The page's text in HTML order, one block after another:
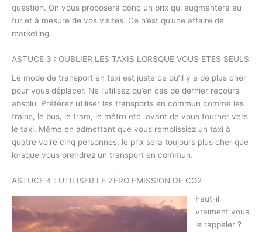
question. On vous proposera donc un prix qui augmentera au
fur et à mesure de vos visites. Ce n’est qu’une affaire de
marketing.
ASTUCE 3 : OUBLIER LES TAXIS LORSQUE VOUS ETES SEULS
Le mode de transport en taxi est juste ce qu’il y a de plus cher
pour vous déplacer. Ne l’utilisez qu’en cas de dernier recours
absolu. Préférez utiliser les transports en commun comme les
trains, le bus, le tram, le métro etc. avant de vous tourner vers
le taxi. Même en admettant que vous remplissiez un taxi à
quatre voire cinq personnes, le prix sera toujours plus cher que
lorsque vous prendrez un transport en commun.
ASTUCE 4 : UTILISER LE ZÉRO EMISSION DE CO2
Faut-il
vraiment vous
le rappeler ?